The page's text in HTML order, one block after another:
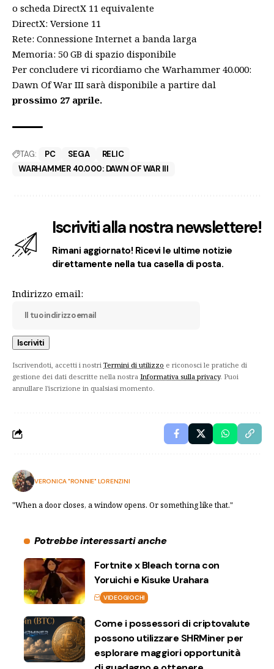
o scheda DirectX 11 equivalente
DirectX: Versione 11
Rete: Connessione Internet a banda larga
Memoria: 50 GB di spazio disponibile
Per concludere vi ricordiamo che Warhammer 40.000:
Dawn Of War III sarà disponibile a partire dal
prossimo 27 aprile.
TAG: PC SEGA
RELIC
WARHAMMER 40.000: DAWN OF WAR III
Iscriviti alla nostra newslettere!
Rimani aggiornato! Ricevi le ultime notizie
direttamente nella tua casella di posta.
Indirizzo email:
Iscrivendoti, accetti i nostri Termini di utilizzo e riconosci le pratiche di
gestione dei dati descritte nella nostra Informativa sulla privacy. Puoi
annullare l'iscrizione in qualsiasi momento.
VERONICA "RONNIE" LORENZINI
"When a door closes, a window opens. Or something like that."
Potrebbe interessarti anche
Fortnite x Bleach torna con
Yoruichi e Kisuke Urahara
VIDEOGIOCHI
Come i possessori di criptovalute
possono utilizzare SHRMiner per
esplorare maggiori opportunità